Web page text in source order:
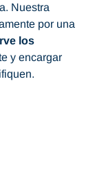
Nuestra
por una
los
y encargar